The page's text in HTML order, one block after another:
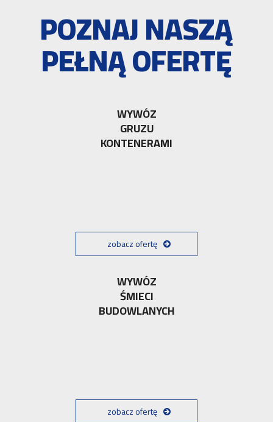
POZNAJ NASZĄ
PEŁNĄ OFERTĘ
WYWÓZ
GRUZU
KONTENERAMI
zobacz ofertę
WYWÓZ
ŚMIECI
BUDOWLANYCH
zobacz ofertę